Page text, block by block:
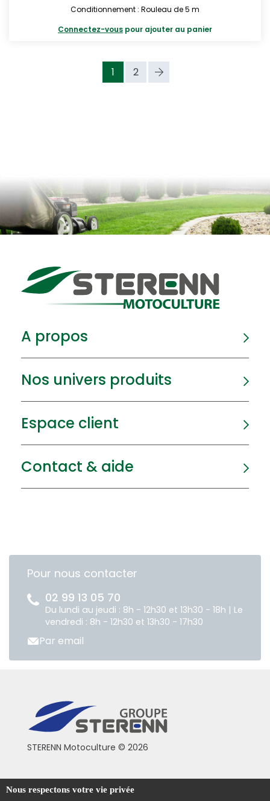
Conditionnement : Rouleau de 5 m
Connectez-vous pour ajouter au panier
1 2
A propos
Nos univers produits
Espace client
Contact & aide
Pour nous contacter
02 99 13 05 70
Du lundi au jeudi : 8h - 12h30 et 13h30 - 18h | Le
vendredi : 8h - 12h30 et 13h30 - 17h30
Par email
STERENN Motoculture © 2026
Conditions générales de vente
Nous respectons votre vie privée